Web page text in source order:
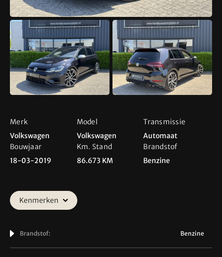
Openingstijden
Ma t/m Za 09:00 - 17:00
Tip! Bel even van te voren om teleurstelling te
voorkomen
Merk
Volkswagen
Model
Volkswagen
Transmissie
Automaat
Bouwjaar
18-03-2019
Km. Stand
86.673 KM
Brandstof
Benzine
Kenmerken
Brandstof: Benzine